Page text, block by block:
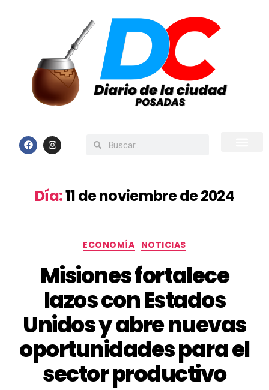
Día:11 de noviembre de 2024
ECONOMÍA NOTICIAS
Misiones fortalece
lazos con Estados
Unidos y abre nuevas
oportunidades para el
sector productivo